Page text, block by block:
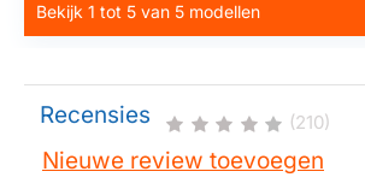
Bekijk 1 tot 5 van 5 modellen
Recensies (210)
Nieuwe review toevoegen